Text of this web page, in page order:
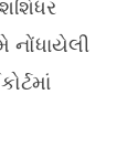
અગ્રણી
પહેલ